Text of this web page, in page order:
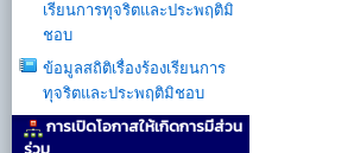
เรียนการทุจริตและประพฤติมิ
ชอบ
ข้อมูลสถิติเรื่องร้องเรียนการ
ทุจริตและประพฤติมิชอบ
การเปิดโอกาสให้เกิดการมีส่วน